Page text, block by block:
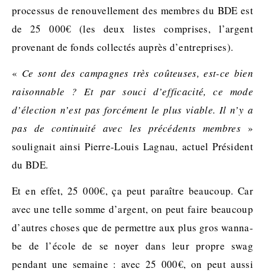
processus de renouvellement des membres du BDE est
de 25 000€ (les deux listes comprises, l’argent
provenant de fonds collectés auprès d’entreprises).
« Ce sont des campagnes très coûteuses, est-ce bien
raisonnable ? Et par souci d’efficacité, ce mode
d’élection n’est pas forcément le plus viable. Il n’y a
pas de continuité avec les précédents membres»
soulignait ainsi Pierre-Louis Lagnau, actuel Président
du BDE.
Et en effet, 25 000€, ça peut paraître beaucoup. Car
avec une telle somme d’argent, on peut faire beaucoup
d’autres choses que de permettre aux plus gros wanna-
be de l’école de se noyer dans leur propre swag
pendant une semaine : avec 25 000€, on peut aussi